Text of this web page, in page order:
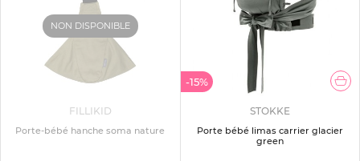
NON DISPONIBLE
FILLIKID
Porte-bébé hanche soma nature
-15%
STOKKE
Porte bébé limas carrier glacier
green